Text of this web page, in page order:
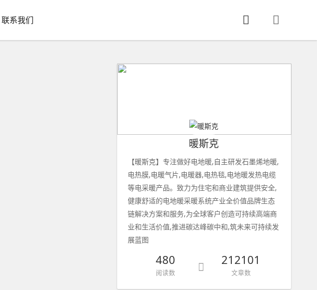
联系我们
暖斯克
【暖斯克】专注做好电地暖,自主研发石墨烯地暖,
电热膜,电暖气片,电暖器,电热毯,电地暖发热电缆
等电采暖产品。致力为住宅和商业建筑提供安全,
健康舒适的电地暖采暖系统产业全价值品牌生态
链解决方案和服务,为全球客户创造可持续高端商
业和生活价值,推进碳达峰碳中和,筑未来可持续发
展蓝图
480
阅读数
212101
文章数